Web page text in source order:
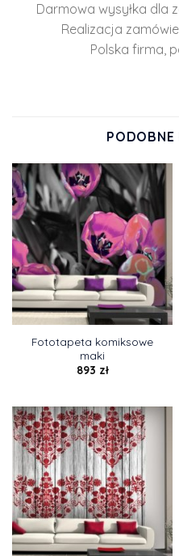
Darmowa wysyłka dla
Realizacja
Polska firma,
PODOBNE
Fototapeta komiksowe
maki
893 zł